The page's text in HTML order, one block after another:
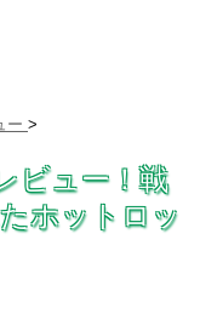
ー >
ビュー！戦
ホットロッ